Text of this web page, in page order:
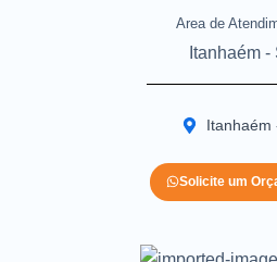
Area de
Itanhaém -
Itanhaém
Solicite um